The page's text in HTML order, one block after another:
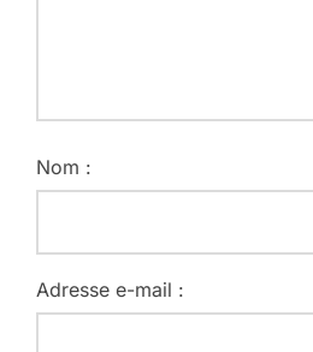
Nom :
Adresse e-mail :